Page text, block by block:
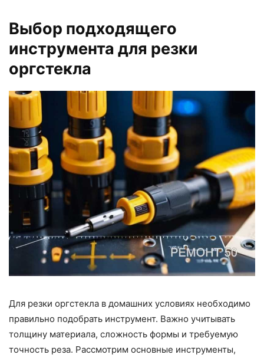
Выбор подходящего
инструмента для резки
оргстекла
Для резки оргстекла в домашних условиях необходимо
правильно подобрать инструмент. Важно учитывать
толщину материала, сложность формы и требуемую
точность реза. Рассмотрим основные инструменты,